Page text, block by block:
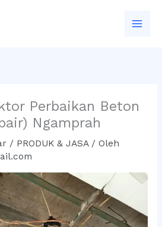
Perbaikan Beton
Ngamprah
/ PRODUK & JASA/ Oleh